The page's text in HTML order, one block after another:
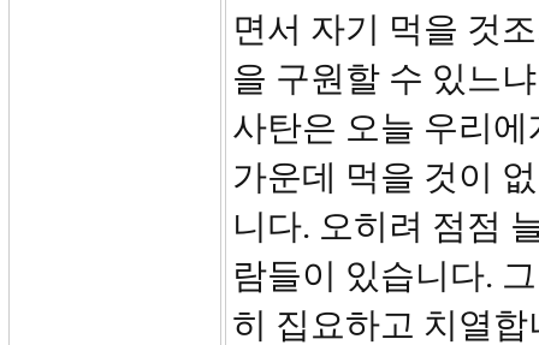
면서 자기 먹을 것
을 구원할 수 있느
사탄은 오늘 우리
가운데 먹을 것이
니다. 오히려 점점
람들이 있습니다.
히 집요하고 치열